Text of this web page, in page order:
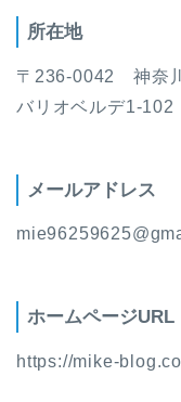
所在地
〒236-0042 神奈
バリオベルデ1-102
メールアドレス
ホームページURL
https://mike-